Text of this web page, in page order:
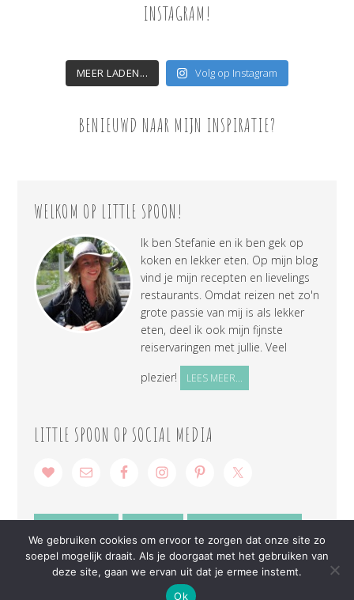
INSTAGRAM!
MEER LADEN... Volg op Instagram
BENIEUWD NAAR MIJN INSPIRATIE?
WELKOM OP LITTLE SPOON!
Ik ben Stefanie en ik ben gek op
koken en lekker eten. Op mijn blog
vind je mijn recepten en lievelings
restaurants. Omdat reizen net zo'n
grote passie van mij is als lekker
eten, deel ik ook mijn fijnste
reiservaringen met jullie. Veel
plezier!
LEES MEER...
LITTLE SPOON OP SOCIAL MEDIA
COPYRIGHT © 2026 · LITTLE SPOON
We gebruiken cookies om ervoor te zorgen dat onze site zo
soepel mogelijk draait. Als je doorgaat met het gebruiken van
deze site, gaan we ervan uit dat je ermee instemt.
Ok